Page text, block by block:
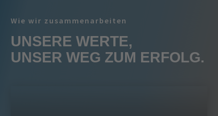
Wie wir zusammenarbeiten
UNSERE WERTE,
UNSER WEG ZUM ERFOLG.